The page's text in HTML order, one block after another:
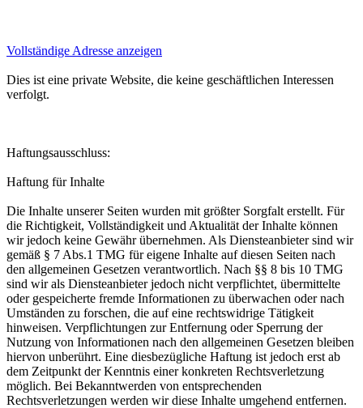
Vollständige Adresse anzeigen
Dies ist eine private Website, die keine geschäftlichen Interessen
verfolgt.
Haftungsausschluss:
Haftung für Inhalte
Die Inhalte unserer Seiten wurden mit größter Sorgfalt erstellt. Für
die Richtigkeit, Vollständigkeit und Aktualität der Inhalte können
wir jedoch keine Gewähr übernehmen. Als Diensteanbieter sind wir
gemäß § 7 Abs.1 TMG für eigene Inhalte auf diesen Seiten nach
den allgemeinen Gesetzen verantwortlich. Nach §§ 8 bis 10 TMG
sind wir als Diensteanbieter jedoch nicht verpflichtet, übermittelte
oder gespeicherte fremde Informationen zu überwachen oder nach
Umständen zu forschen, die auf eine rechtswidrige Tätigkeit
hinweisen. Verpflichtungen zur Entfernung oder Sperrung der
Nutzung von Informationen nach den allgemeinen Gesetzen bleiben
hiervon unberührt. Eine diesbezügliche Haftung ist jedoch erst ab
dem Zeitpunkt der Kenntnis einer konkreten Rechtsverletzung
möglich. Bei Bekanntwerden von entsprechenden
Rechtsverletzungen werden wir diese Inhalte umgehend entfernen.